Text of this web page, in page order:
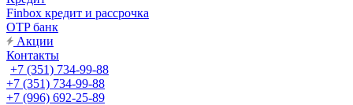
Finbox кредит и рассрочка
OTP банк
Акции
Контакты
+7 (351) 734-99-88
+7 (351) 734-99-88
+7 (996) 692-25-89